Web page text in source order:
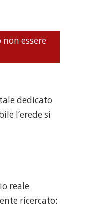
essere
dedicato
l’erede si
reale
ricercato: